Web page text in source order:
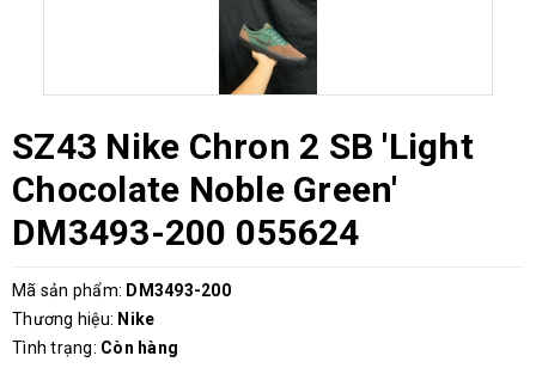
SZ43 Nike Chron 2 SB 'Light
Chocolate Noble Green'
DM3493-200 055624
Mã sản phẩm: DM3493-200
Thương hiệu: Nike
Tình trạng: Còn hàng